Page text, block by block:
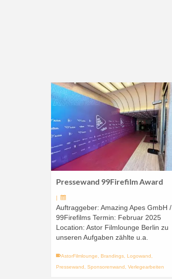
Pressewand 99Firefilm Award
Auftraggeber: Amazing Apes GmbH /
99Firefilms Termin: Februar 2025
Location: Astor Filmlounge Berlin zu
unseren Aufgaben zählte u.a.
AstorFilmlounge, Brandings, Logowand ,
Pressewand , Sponsorenwand , Verlegearbeiten